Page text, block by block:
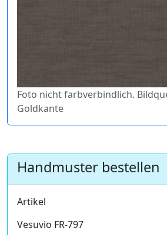
Foto nicht farbverbindlich.
Goldkante
Handmuster bestellen
Artikel
Vesuvio FR-797